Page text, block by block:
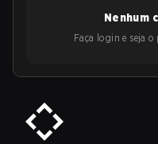
Nenhum
Faça login e seja